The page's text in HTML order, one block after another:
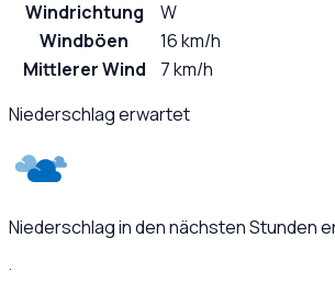
Windrichtung
W
Windböen
16 km/h
Mittlerer Wind
7 km/h
Niederschlag erwartet
Niederschlag in den nächsten Stunden
·